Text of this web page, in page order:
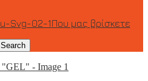
Που μας βρίσκετε
Search